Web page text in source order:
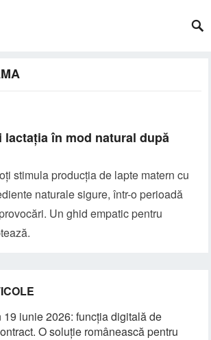
lactația în mod natural după
stimula producția de lapte matern cu
naturale sigure, într-o perioadă
Un ghid empatic pentru
iunie 2026: funcția digitală de
O soluție românească pentru